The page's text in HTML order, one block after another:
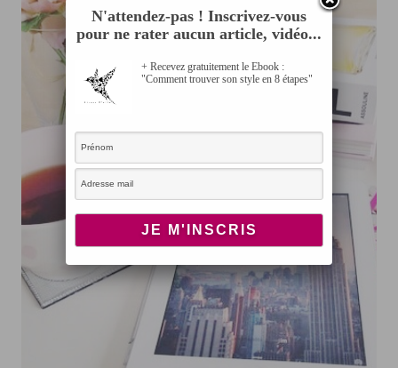
N'attendez-pas ! Inscrivez-vous
pour ne rater aucun article, vidéo...
+ Recevez gratuitement le Ebook :
"Comment trouver son style en 8 étapes"